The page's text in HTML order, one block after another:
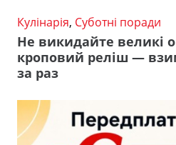
Кулінарія, Суботні поради
Не викидайте великі
кроповий реліш —
за раз